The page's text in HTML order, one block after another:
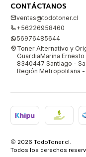
CONTÁCTANOS
ventas@todotoner.cl
+56226958460
56976485644
Toner Alternativo y
GuardiaMarina
8340447 Santiago -
Región Metropolitana -
2026 TodoToner.cl.
Todos los derechos